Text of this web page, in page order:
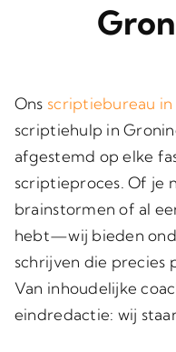
Ons scriptiebureau
scriptiehulp in
afgestemd op elke
scriptieproces. Of je
brainstormen of al
hebt—wij bieden
schrijven die precies
Van inhoudelijke
eindredactie: wij